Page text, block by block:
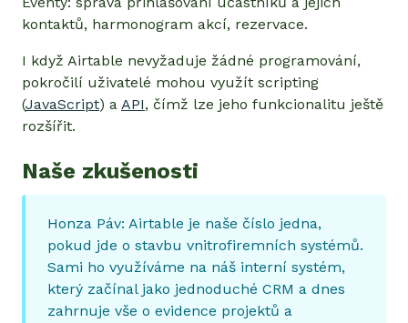
kontaktů, harmonogram akcí, rezervace.
I když Airtable nevyžaduje žádné programování,
pokročilí uživatelé mohou využít scripting
(JavaScript) a API, čímž lze jeho funkcionalitu ještě
rozšířit.
Naše zkušenosti
Honza Páv: Airtable je naše číslo jedna,
pokud jde o stavbu vnitrofiremních systémů.
Sami ho využíváme na náš interní systém,
který začínal jako jednoduché CRM a dnes
zahrnuje vše o evidence projektů a